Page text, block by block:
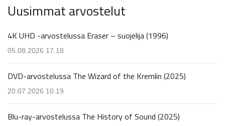
Uusimmat arvostelut
4K UHD -arvostelussa Eraser – suojelija (1996)
05.08.2026 17.18
DVD-arvostelussa The Wizard of the Kremlin (2025)
20.07.2026 10.19
Blu-ray-arvostelussa The History of Sound (2025)